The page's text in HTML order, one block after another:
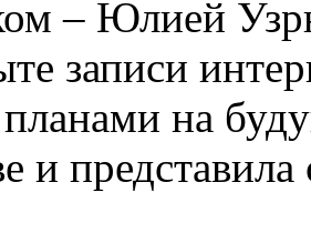
– Юлией
записи
на
и